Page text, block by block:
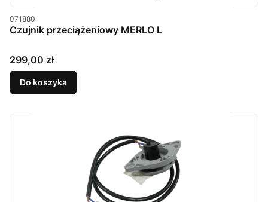
Kod produktu
071880
Czujnik przeciążeniowy MERLO L
Cena
299,00 zł
Do koszyka